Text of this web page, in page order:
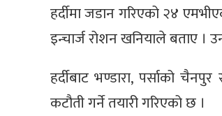
हर्दीमा जडान गरिएको २४
इन्चार्ज रोशन खनियाले बताए ।
हर्दीबाट भण्डारा, पर्साको
कटौती गर्ने तयारी गरिएको छ ।